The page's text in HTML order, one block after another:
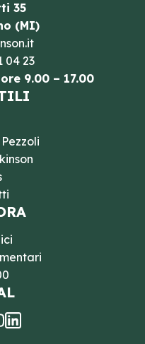
35
(MI)
04 23
9.00 – 17.00